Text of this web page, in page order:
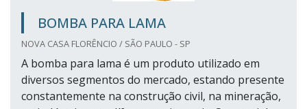
BOMBA PARA LAMA
NOVA CASA FLORÊNCIO / SÃO PAULO - SP
A bomba para lama é um produto utilizado em
diversos segmentos do mercado, estando presente
constantemente na construção civil, na mineração,